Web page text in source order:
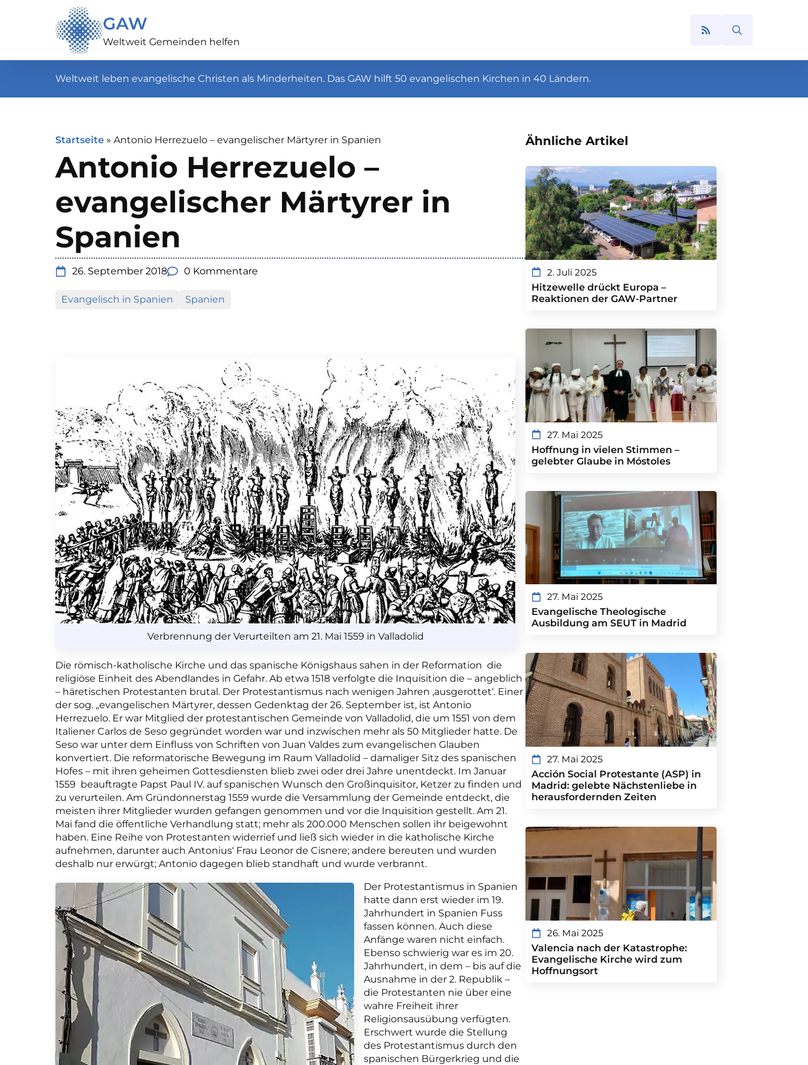
GAW
Weltweit Gemeinden helfen
Weltweit leben evangelische Christen als Minderheiten. Das GAW hilft 50 evangelischen Kirchen in 40 Ländern.
Startseite » Antonio Herrezuelo – evangelischer Märtyrer in Spanien
Antonio Herrezuelo –
evangelischer Märtyrer in
Spanien
26. September 2018 0 Kommentare
Evangelisch in Spanien Spanien
Verbrennung der Verurteilten am 21. Mai 1559 in Valladolid
Die römisch-katholische Kirche und das spanische Königshaus sahen in der Reformation die
religiöse Einheit des Abendlandes in Gefahr. Ab etwa 1518 verfolgte die Inquisition die – angeblich
– häretischen Protestanten brutal. Der Protestantismus nach wenigen Jahren ‚ausgerottet‘. Einer
der sog. „evangelischen Märtyrer, dessen Gedenktag der 26. September ist, ist Antonio
Herrezuelo. Er war Mitglied der protestantischen Gemeinde von Valladolid, die um 1551 von dem
Italiener Carlos de Seso gegründet worden war und inzwischen mehr als 50 Mitglieder hatte. De
Seso war unter dem Einfluss von Schriften von Juan Valdes zum evangelischen Glauben
konvertiert. Die reformatorische Bewegung im Raum Valladolid – damaliger Sitz des spanischen
Hofes – mit ihren geheimen Gottesdiensten blieb zwei oder drei Jahre unentdeckt. Im Januar
1559 beauftragte Papst Paul IV. auf spanischen Wunsch den Großinquisitor, Ketzer zu finden und
zu verurteilen. Am Gründonnerstag 1559 wurde die Versammlung der Gemeinde entdeckt, die
meisten ihrer Mitglieder wurden gefangen genommen und vor die Inquisition gestellt. Am 21.
Mai fand die öffentliche Verhandlung statt; mehr als 200.000 Menschen sollen ihr beigewohnt
haben. Eine Reihe von Protestanten widerrief und ließ sich wieder in die katholische Kirche
aufnehmen, darunter auch Antonius‘ Frau Leonor de Cisnere; andere bereuten und wurden
deshalb nur erwürgt; Antonio dagegen blieb standhaft und wurde verbrannt.
Der Protestantismus in Spanien
hatte dann erst wieder im 19.
Jahrhundert in Spanien Fuss
fassen können. Auch diese
Anfänge waren nicht einfach.
Ebenso schwierig war es im 20.
Jahrhundert, in dem – bis auf die
Ausnahme in der 2. Republik –
die Protestanten nie über eine
wahre Freiheit ihrer
Religionsausübung verfügten.
Erschwert wurde die Stellung
des Protestantismus durch den
spanischen Bürgerkrieg und die
Ähnliche Artikel
2. Juli 2025
Hitzewelle drückt Europa –
Reaktionen der GAW-Partner
27. Mai 2025
Hoffnung in vielen Stimmen –
gelebter Glaube in Móstoles
27. Mai 2025
Evangelische Theologische
Ausbildung am SEUT in Madrid
27. Mai 2025
Acción Social Protestante (ASP) in
Madrid: gelebte Nächstenliebe in
herausfordernden Zeiten
26. Mai 2025
Valencia nach der Katastrophe:
Evangelische Kirche wird zum
Hoffnungsort